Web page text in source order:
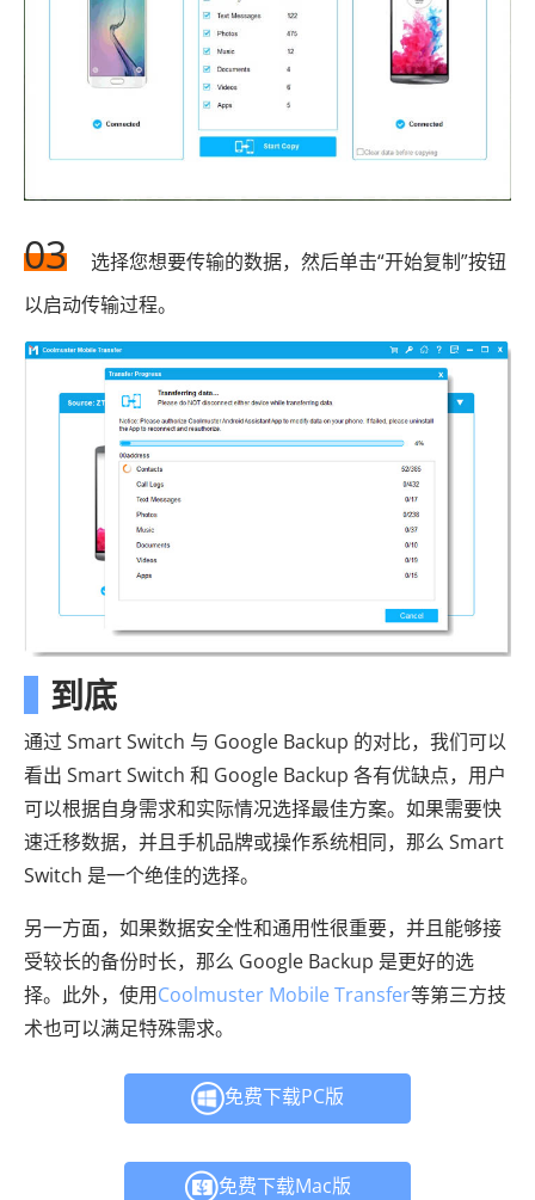
03
选择您想要传输的数据，然后单击“开始复制”按钮
以启动传输过程。
到底
通过 Smart Switch 与 Google Backup 的对比，我们可以
看出 Smart Switch 和 Google Backup 各有优缺点，用户
可以根据自身需求和实际情况选择最佳方案。如果需要快
速迁移数据，并且手机品牌或操作系统相同，那么 Smart
Switch 是一个绝佳的选择。
另一方面，如果数据安全性和通用性很重要，并且能够接
受较长的备份时长，那么 Google Backup 是更好的选
择。此外，使用Coolmuster Mobile Transfer等第三方技
术也可以满足特殊需求。
免费下载PC版
免费下载Mac版